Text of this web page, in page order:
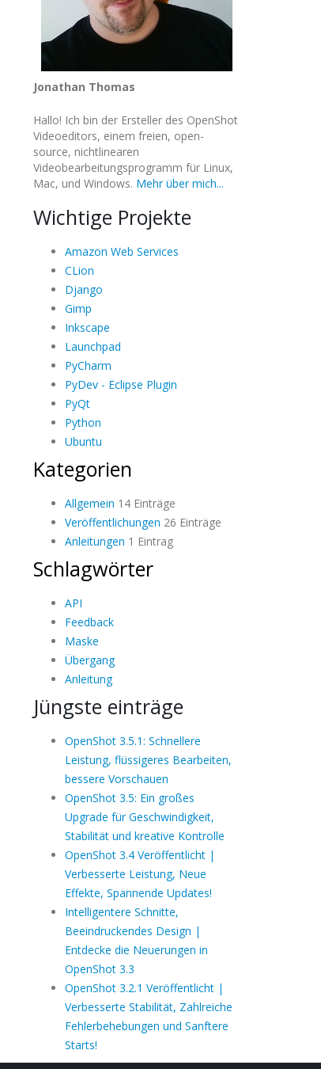
Jonathan Thomas
Hallo! Ich bin der Ersteller des OpenShot
Videoeditors, einem freien, open-
source, nichtlinearen
Videobearbeitungsprogramm für Linux,
Mac, und Windows. Mehr über mich...
Wichtige Projekte
Amazon Web Services
CLion
Django
Gimp
Inkscape
Launchpad
PyCharm
PyDev - Eclipse Plugin
PyQt
Python
Ubuntu
Kategorien
Allgemein 14 Einträge
Veröffentlichungen 26 Einträge
Anleitungen 1 Eintrag
Schlagwörter
API
Feedback
Maske
Übergang
Anleitung
Jüngste einträge
OpenShot 3.5.1: Schnellere
Leistung, flüssigeres Bearbeiten,
bessere Vorschauen
OpenShot 3.5: Ein großes
Upgrade für Geschwindigkeit,
Stabilität und kreative Kontrolle
OpenShot 3.4 Veröffentlicht |
Verbesserte Leistung, Neue
Effekte, Spannende Updates!
Intelligentere Schnitte,
Beeindruckendes Design |
Entdecke die Neuerungen in
OpenShot 3.3
OpenShot 3.2.1 Veröffentlicht |
Verbesserte Stabilität, Zahlreiche
Fehlerbehebungen und Sanftere
Starts!